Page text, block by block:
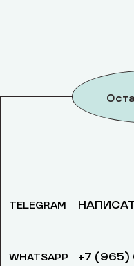
TELEGRAM
WHATSAPP +7 (965)